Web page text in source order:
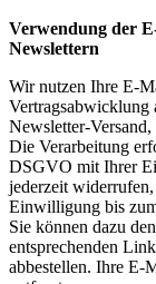
Verwendung der
Newslettern
Wir nutzen Ihre E-
Vertragsabwicklung
Newsletter-
Die Verarbeitung
DSGVO mit Ihrer
jederzeit
Einwilligung bis
Sie können dazu
entsprechenden
abbestellen. Ihre E-